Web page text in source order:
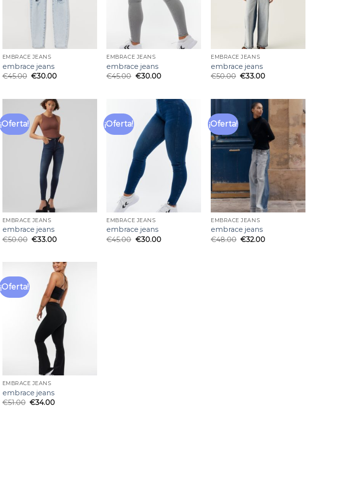
EMBRACE JEANS
embrace jeans
€45.00 €30.00
EMBRACE JEANS
embrace jeans
€45.00 €30.00
EMBRACE JEANS
embrace jeans
€50.00 €33.00
¡Oferta!
EMBRACE JEANS
embrace jeans
€50.00 €33.00
¡Oferta!
Añadir
a la
lista
de
deseos
EMBRACE JEANS
embrace jeans
€45.00 €30.00
¡Oferta!
Añadir
a la
lista
de
deseos
EMBRACE JEANS
embrace jeans
€48.00 €32.00
¡Oferta!
EMBRACE JEANS
embrace jeans
€51.00 €34.00